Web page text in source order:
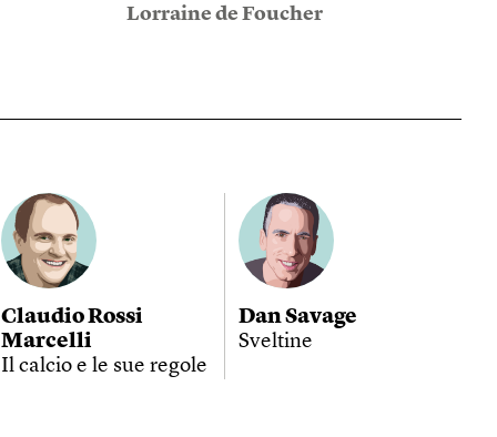
Lorraine de Foucher
Claudio Rossi
Marcelli
Il calcio e le sue regole
Dan Savage
Sveltine